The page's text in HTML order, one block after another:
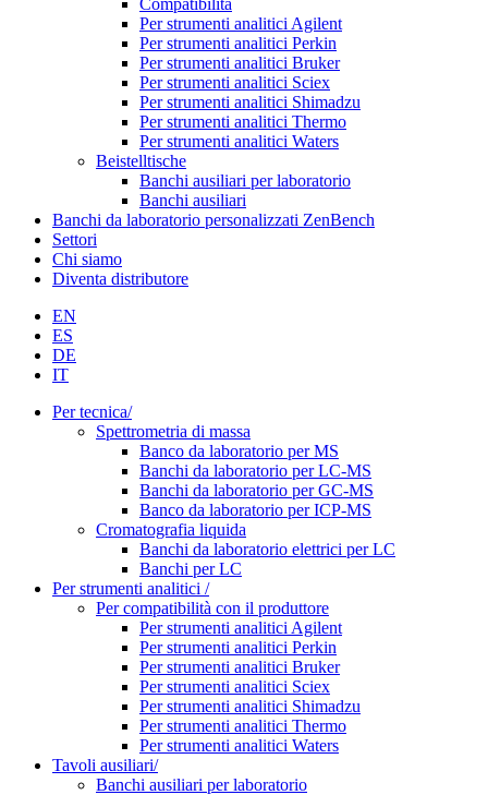
Compatibilità
Per strumenti analitici Agilent
Per strumenti analitici Perkin
Per strumenti analitici Bruker
Per strumenti analitici Sciex
Per strumenti analitici Shimadzu
Per strumenti analitici Thermo
Per strumenti analitici Waters
Beistelltische
Banchi ausiliari per laboratorio
Banchi ausiliari
Banchi da laboratorio personalizzati ZenBench
Settori
Chi siamo
Diventa distributore
EN
ES
DE
IT
Per tecnica/
Spettrometria di massa
Banco da laboratorio per MS
Banchi da laboratorio per LC-MS
Banchi da laboratorio per GC-MS
Banco da laboratorio per ICP-MS
Cromatografia liquida
Banchi da laboratorio elettrici per LC
Banchi per LC
Per strumenti analitici /
Per compatibilità con il produttore
Per strumenti analitici Agilent
Per strumenti analitici Perkin
Per strumenti analitici Bruker
Per strumenti analitici Sciex
Per strumenti analitici Shimadzu
Per strumenti analitici Thermo
Per strumenti analitici Waters
Tavoli ausiliari/
Banchi ausiliari per laboratorio